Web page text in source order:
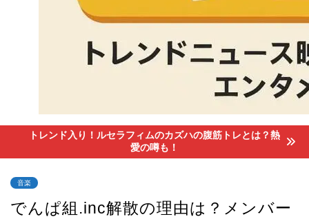
トレンド入り！ルセラフィムのカズハの腹筋トレとは？熱
愛の噂も！
音楽
でんぱ組.inc解散の理由は？メンバー